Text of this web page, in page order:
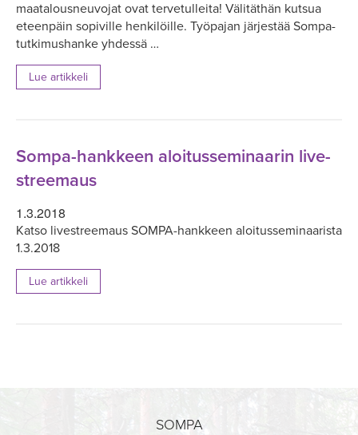
maatalousneuvojat ovat tervetulleita! Välitäthän kutsua
eteenpäin sopiville henkilöille. Työpajan järjestää Sompa-
tutkimushanke yhdessä …
Lue artikkeli
Sompa-hankkeen aloitusseminaarin live-
streemaus
1.3.2018
Katso livestreemaus SOMPA-hankkeen aloitusseminaarista
1.3.2018
Lue artikkeli
SOMPA